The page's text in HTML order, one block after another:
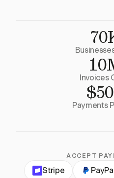
Invoices
Payments
ACCEPT
Stripe PayPal